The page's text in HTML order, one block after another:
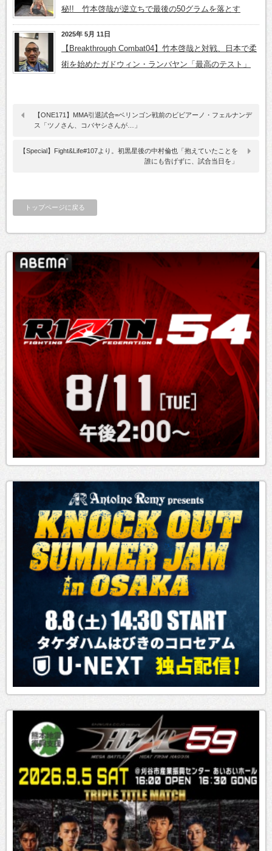
秘!! 竹本啓哉が逆立ちで最後の50グラムを落とす
2025年 5月 11日
【Breakthrough Combat04】竹本啓哉と対戦、日本で柔
術を始めたガドウィン・ランバヤン「最高のテスト」
【ONE171】MMA引退試合=ベリンゴン戦前のビビアーノ・フェルナンデ
ス「ツノさん、コバヤシさんが…」
【Special】Fight&Life#107より。初黒星後の中村倫也「抱えていたことを
誰にも告げずに、試合当日を」
トップページに戻る